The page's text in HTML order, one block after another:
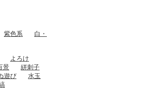
紫色系
白・
よろけ
景
絣刺子
遊び
水玉